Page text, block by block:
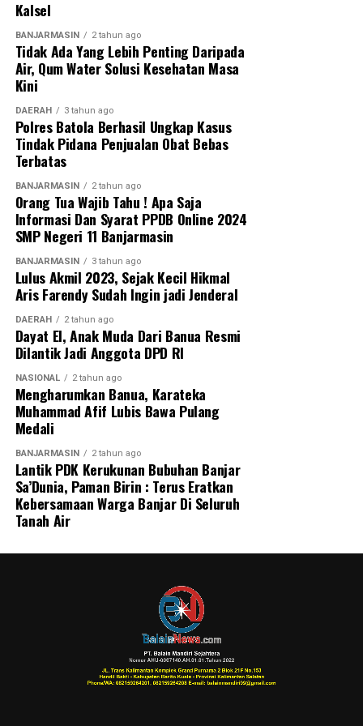
akhirat.
‎Dalam pesannya, Habib Syech berharap seluruh hajat
dan doa umat yang dipanjatkan melalui lantunan
shalawat dapat dikabulkan oleh Allah SWT serta
‎”Dan insyaallah dari hajat kita semua lewat bershalawat,
semoga dikabulkan oleh Allah SWT dan diridhai Baginda
‎Habib Syech juga mengajak masyarakat untuk terus
menjaga rasa cinta, persaudaraan, dan kepedulian
antarsesama. Menurutnya, kebersamaan dan sikap
saling menyayangi menjadi kunci dalam menciptakan
kehidupan yang harmonis.
‎Dalam kesempatan itu, Habib Syech menekankan
pentingnya menjaga keamanan, kerukunan, dan
kenyamanan di tengah masyarakat. Ia berharap
Indonesia, khususnya Kalimantan Selatan, dapat terus
menjadi daerah yang damai dan kondusif bagi seluruh
warganya.
‎”Kita tetap saling mencintai dan menyayangi. Kita harus
menciptakan Indonesia dan Kalimantan Selatan agar
semuanya menjadi aman, rukun, dan nyaman dalam
kehidupan,” tandasnya. [adv/riv/adpim]
Facebook
Twitter
Kalsel
BANJARMASIN 2 tahun ago
Tidak Ada Yang Lebih Penting Daripada
Air, Qum Water Solusi Kesehatan Masa
Kini
DAERAH 3 tahun ago
Polres Batola Berhasil Ungkap Kasus
Tindak Pidana Penjualan Obat Bebas
Terbatas
BANJARMASIN 2 tahun ago
Orang Tua Wajib Tahu ! Apa Saja
Informasi Dan Syarat PPDB Online 2024
SMP Negeri 11 Banjarmasin
BANJARMASIN 3 tahun ago
Lulus Akmil 2023, Sejak Kecil Hikmal
Aris Farendy Sudah Ingin jadi Jenderal
DAERAH 2 tahun ago
Dayat El, Anak Muda Dari Banua Resmi
Dilantik Jadi Anggota DPD RI
NASIONAL 2 tahun ago
Mengharumkan Banua, Karateka
Muhammad Afif Lubis Bawa Pulang
Medali
BANJARMASIN 2 tahun ago
Lantik PDK Kerukunan Bubuhan Banjar
Sa’Dunia, Paman Birin : Terus Eratkan
Kebersamaan Warga Banjar Di Seluruh
Tanah Air